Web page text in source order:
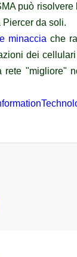
può
Piercer da soli.
minaccia che
dei
rete "migliore"